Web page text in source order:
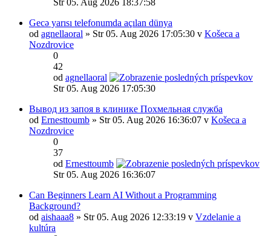
Str 05. Aug 2026 18:37:58
Gecə yarısı telefonumda açılan dünya
od agnellaoral » Str 05. Aug 2026 17:05:30 v Košeca a
Nozdrovice
0
42
od agnellaoral
Str 05. Aug 2026 17:05:30
Вывод из запоя в клинике Похмельная служба
od Ernesttoumb » Str 05. Aug 2026 16:36:07 v Košeca a
Nozdrovice
0
37
od Ernesttoumb
Str 05. Aug 2026 16:36:07
Can Beginners Learn AI Without a Programming
Background?
od aishaaa8 » Str 05. Aug 2026 12:33:19 v Vzdelanie a
kultúra